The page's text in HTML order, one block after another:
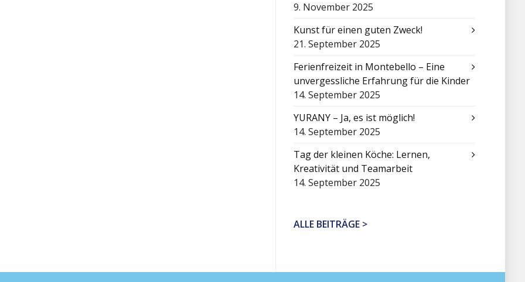
9. November 2025
Kunst für einen guten Zweck!
21. September 2025
Ferienfreizeit in Montebello – Eine
unvergessliche Erfahrung für die Kinder
14. September 2025
YURANY – Ja, es ist möglich!
14. September 2025
Tag der kleinen Köche: Lernen,
Kreativität und Teamarbeit
14. September 2025
ALLE BEITRÄGE >